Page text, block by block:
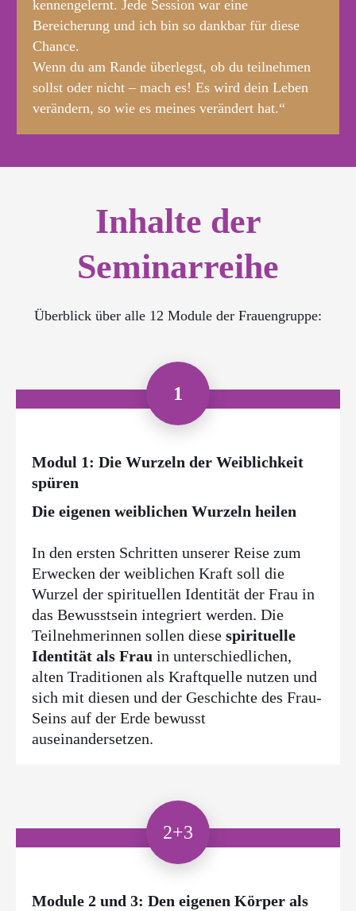
kennengelernt. Jede Session war eine
Bereicherung und ich bin so dankbar für diese
Chance.
Wenn du am Rande überlegst, ob du teilnehmen
sollst oder nicht – mach es! Es wird dein Leben
verändern, so wie es meines verändert hat.“
Inhalte der
Seminarreihe
Überblick über alle 12 Module der Frauengruppe:
1
Modul 1: Die Wurzeln der Weiblichkeit
spüren
Die eigenen weiblichen Wurzeln heilen
In den ersten Schritten unserer Reise zum
Erwecken der weiblichen Kraft soll die
Wurzel der spirituellen Identität der Frau in
das Bewusstsein integriert werden. Die
Teilnehmerinnen sollen diese spirituelle
Identität als Frau in unterschiedlichen,
alten Traditionen als Kraftquelle nutzen und
sich mit diesen und der Geschichte des Frau-
Seins auf der Erde bewusst
auseinandersetzen.
2+3
Module 2 und 3: Den eigenen Körper als